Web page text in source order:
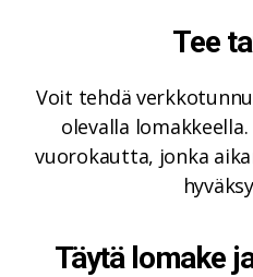
Tee
Voit tehdä
olevalla
vuorokautta, jonka
Täytä lomake